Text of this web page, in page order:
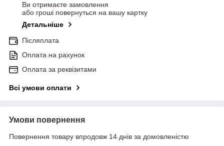
Ви отримаєте замовлення
або гроші повернуться на вашу картку
Детальніше
Післяплата
Оплата на рахунок
Оплата за реквізитами
Всі умови оплати
Умови повернення
Повернення товару впродовж 14 днів за домовленістю